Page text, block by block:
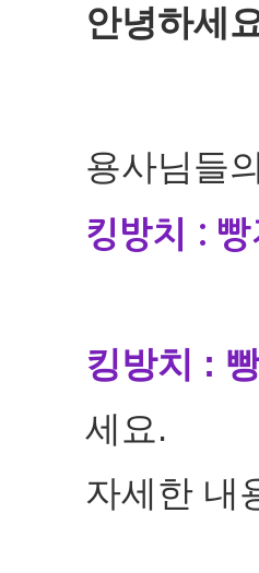
안녕하세
용사님들
킹방치 :
킹방치 :
세요.
자세한 내